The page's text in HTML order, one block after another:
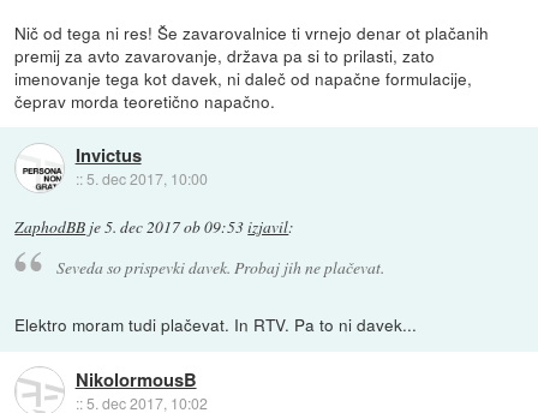
Nič od tega ni res! Še zavarovalnice ti vrnejo denar ot plačanih
premij za avto zavarovanje, država pa si to prilasti, zato
imenovanje tega kot davek, ni daleč od napačne formulacije,
čeprav morda teoretično napačno.
Invictus
:: 5. dec 2017, 10:00
ZaphodBB je5. dec 2017 ob 09:53izjavil:
Seveda so prispevki davek. Probaj jih ne plačevat.
Elektro moram tudi plačevat. In RTV. Pa to ni davek...
NikolormousB
::5. dec 2017, 10:02